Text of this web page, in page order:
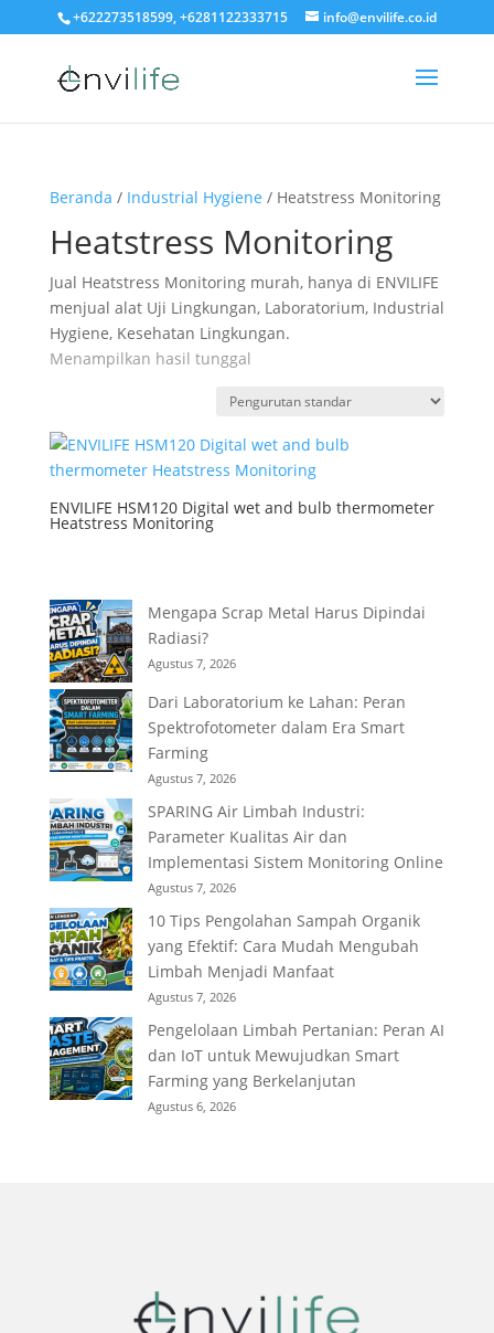
+622273518599, +6281122333715 info@envilife.co.id
Beranda / Industrial Hygiene / Heatstress Monitoring
Heatstress Monitoring
Jual Heatstress Monitoring murah, hanya di ENVILIFE
menjual alat Uji Lingkungan, Laboratorium, Industrial
Hygiene, Kesehatan Lingkungan.
Menampilkan hasil tunggal
ENVILIFE HSM120 Digital wet and bulb thermometer
Heatstress Monitoring
Mengapa Scrap Metal Harus Dipindai
Radiasi?
Agustus 7, 2026
Dari Laboratorium ke Lahan: Peran
Spektrofotometer dalam Era Smart
Farming
Agustus 7, 2026
SPARING Air Limbah Industri:
Parameter Kualitas Air dan
Implementasi Sistem Monitoring Online
Agustus 7, 2026
10 Tips Pengolahan Sampah Organik
yang Efektif: Cara Mudah Mengubah
Limbah Menjadi Manfaat
Agustus 7, 2026
Pengelolaan Limbah Pertanian: Peran AI
dan IoT untuk Mewujudkan Smart
Farming yang Berkelanjutan
Agustus 6, 2026